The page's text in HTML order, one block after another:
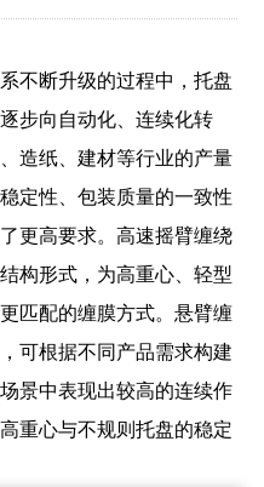
不断升级的过程中，托盘
步向自动化、连续化转
造纸、建材等行业的产量
定性、包装质量的一致性
更高要求。高速摇臂缠绕
构形式，为高重心、轻型
匹配的缠膜方式。悬臂缠
可根据不同产品需求构建
景中表现出较高的连续作
重心与不规则托盘的稳定